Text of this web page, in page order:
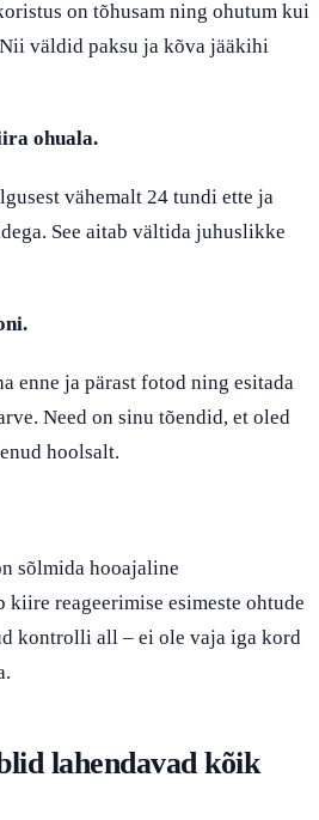
on tõhusam ning ohutum kui
väldid paksu ja kõva jääkihi
ohuala.
vähemalt 24 tundi ette ja
See aitab vältida juhuslikke
enne ja pärast fotod ning esitada
Need on sinu tõendid, et oled
hoolsalt.
sõlmida hooajaline
kiire reageerimise esimeste ohtude
kontrolli all – ei ole vaja iga kord
lahendavad kõik